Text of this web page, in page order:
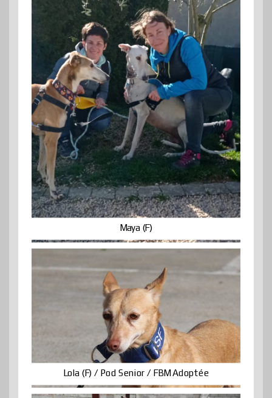
Maya (F)
Lola (F) / Pod Senior / FBM Adoptée